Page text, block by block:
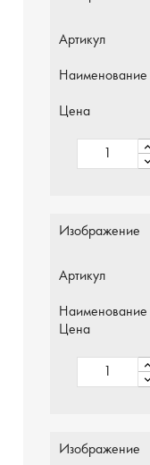
Артикул
Наименование
Цена
Изображение
Артикул
Наименование
Цена
Изображение